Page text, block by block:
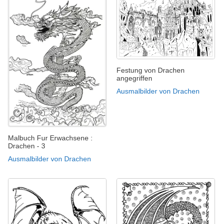
Malbuch Fur Erwachsene :
Drachen - 3
Ausmalbilder von Drachen
Festung von Drachen
angegriffen
Ausmalbilder von Drachen